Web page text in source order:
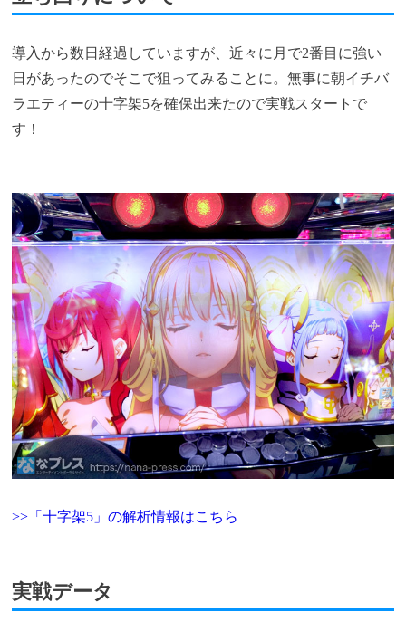
導入から数日経過していますが、近々に月で2番目に強い
日があったのでそこで狙ってみることに。無事に朝イチバ
ラエティーの十字架5を確保出来たので実戦スタートで
す！
>>「十字架5」の解析情報はこちら
実戦データ